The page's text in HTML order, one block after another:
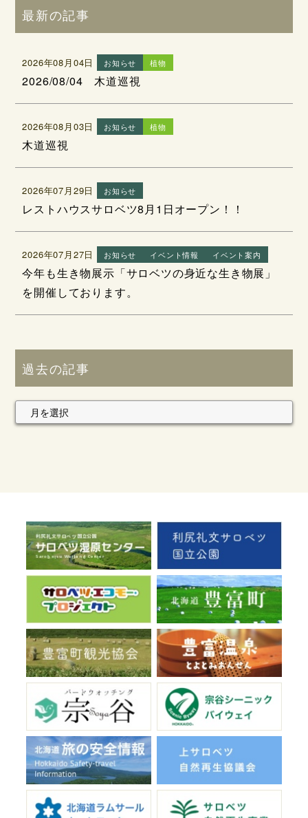
最新の記事
2026年08月04日 お知らせ 植物
2026/08/04 木道巡視
2026年08月03日 お知らせ 植物
木道巡視
2026年07月29日 お知らせ
レストハウスサロベツ8月1日オープン！！
2026年07月27日 お知らせ イベント情報 イベント案内
今年も生き物展示「サロベツの身近な生き物展」
を開催しております。
過去の記事